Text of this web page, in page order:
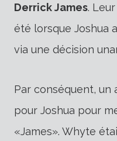
Derrick James.
été lorsque Joshua
via une décision
Par conséquent,
pour Joshua pour
«James». Whyte